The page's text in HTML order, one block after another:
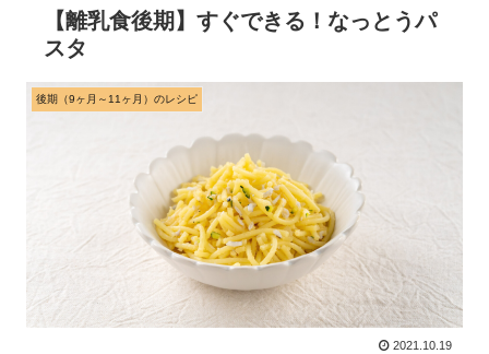
【離乳食後期】すぐできる！なっとうパ
スタ
後期（9ヶ月～11ヶ月）のレシピ
2021.10.19